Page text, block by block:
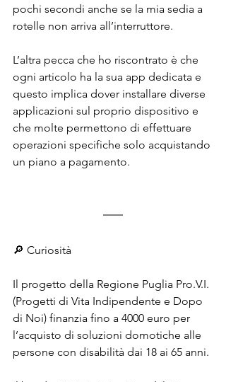
pochi secondi anche se la mia sedia a
rotelle non arriva all’interruttore.
L’altra pecca che ho riscontrato è che
ogni articolo ha la sua app dedicata e
questo implica dover installare diverse
applicazioni sul proprio dispositivo e
che molte permettono di effettuare
operazioni specifiche solo acquistando
un piano a pagamento.
🔎 Curiosità
Il progetto della Regione Puglia Pro.V.I.
(Progetti di Vita Indipendente e Dopo
di Noi) finanzia fino a 4000 euro per
l’acquisto di soluzioni domotiche alle
persone con disabilità dai 18 ai 65 anni.